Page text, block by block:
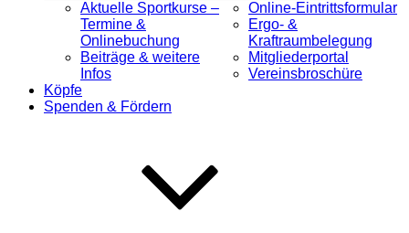
Aktuelle Sportkurse –
Termine &
Onlinebuchung
Beiträge & weitere
Infos
Online-Eintrittsformular
Ergo- &
Kraftraumbelegung
Mitgliederportal
Vereinsbroschüre
Köpfe
Spenden & Fördern